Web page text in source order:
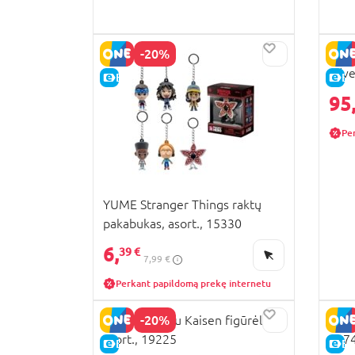
-20%
E-KAINA
YUME Stranger Things raktų
pakabukas, asort., 15330
6,39 €
7,99 €
Perkant papildomą prekę internetu
95,
-20%
E-KAINA
YUME Jujutsu Kaisen figūrėlė,
asort., 19225
E-